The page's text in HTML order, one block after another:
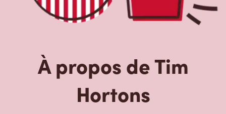
À propos de Tim
Hortons